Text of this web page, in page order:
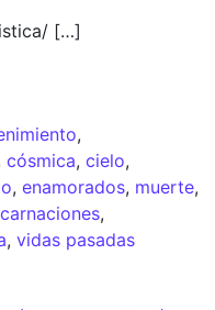
[…]
,
cósmica, cielo,
, enamorados, muerte,
,
, vidas pasadas